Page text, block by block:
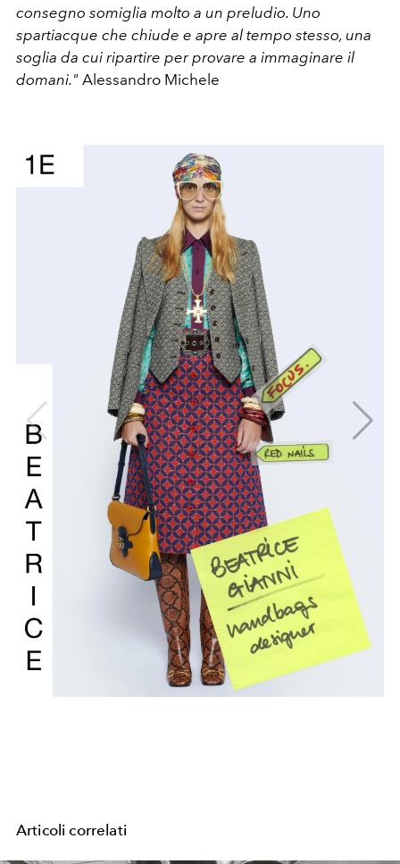
consegno somiglia molto a un preludio. Uno
spartiacque che chiude e apre al tempo stesso, una
soglia da cui ripartire per provare a immaginare il
domani." Alessandro Michele
Articoli correlati